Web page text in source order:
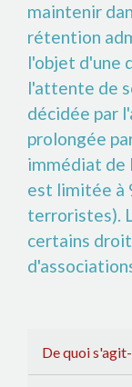
maintenir
rétention
l'objet d'une
l'attente de
décidée par
prolongée
immédiat de
est limitée à
terroristes).
certains
De quoi